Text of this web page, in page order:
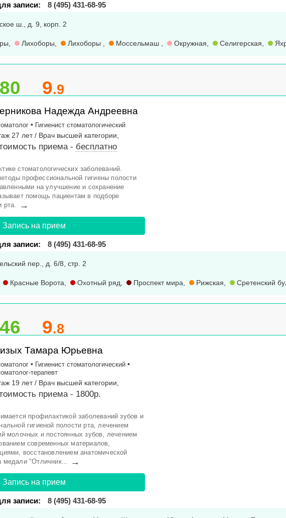
записи: 8 (495) 431-68-95
ш., д. 9, корп. 2
Лихоборы Лихоборы Моссельмаш Окружная Селигерская
80 9.9
Надежда Андреевна
• Гигиенист стоматологический
27 лет / Врач высшей категории,
приема - бесплатно
стоматологических заболеваний.
профессиональной гигиены полости
на улучшение и сохранение
помощь пациентам в подборе
рта.
→
Запись на прием
записи: 8 (495) 431-68-95
пер., д. 6/8, стр. 2
Красные Ворота Охотный ряд Проспект мира Рижская Сретенский
46 9.8
Тамара Юрьевна
• Гигиенист стоматологический •
терапевт
19 лет / Врач высшей категории,
приема - 1800р.
профилактикой заболеваний зубов и
гигиеной полости рта, лечением
молочных и постоянных зубов, лечением
современных материалов,
восстановлением анатомической
медали "Отличник...
→
Запись на прием
записи: 8 (495) 431-68-95